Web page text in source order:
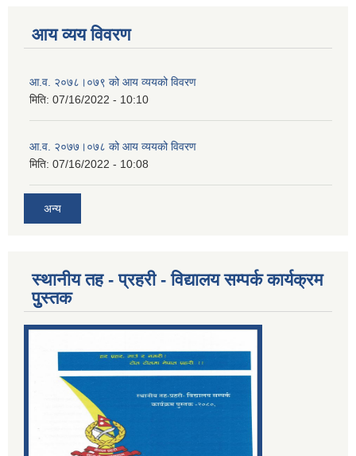
आय व्यय विवरण
आ.व. २०७८।०७९ को आय व्ययको विवरण
मिति: 07/16/2022 - 10:10
आ.व. २०७७।०७८ को आय व्ययको विवरण
मिति: 07/16/2022 - 10:08
अन्य
स्थानीय तह - प्रहरी - विद्यालय सम्पर्क कार्यक्रम
पुुस्तक